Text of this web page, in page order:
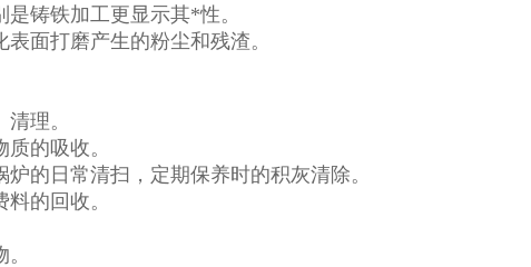
铸铁加工更显示其*性。
面打磨产生的粉尘和残渣。
理。
的吸收。
的日常清扫，定期保养时的积灰清除。
的回收。